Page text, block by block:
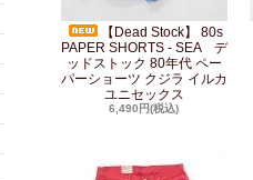
【Dead Stock】 80s
PAPER SHORTS - SEA デ
ッドストック 80年代 ペー
パーショーツ クジラ イルカ
ユニセックス
6,490円(税込)